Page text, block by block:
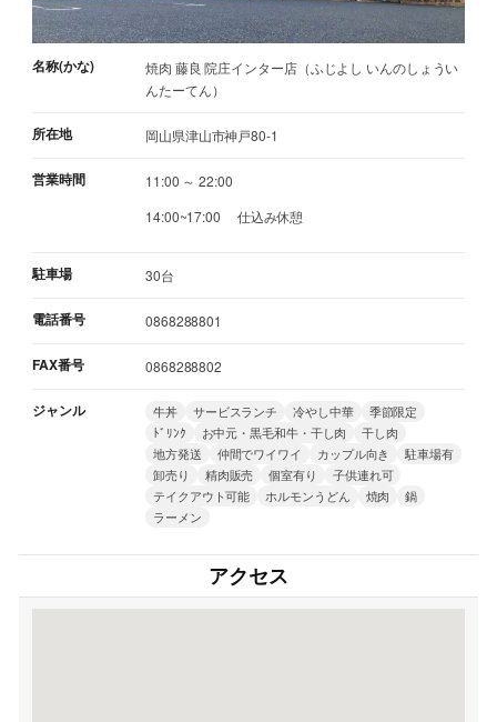
名称(かな)
焼肉 藤良 院庄インター店（ふじよし いんのしょうい
んたーてん）
所在地 岡山県津山市神戸80-1
営業時間
11:00 ～ 22:00
14:00~17:00 仕込み休憩
駐車場 30台
電話番号 0868288801
FAX番号 0868288802
ジャンル 牛丼 サービスランチ 冷やし中華
季節限定
ﾄﾞﾘﾝｸ
お中元・黒毛和牛・干し肉
干し肉
地方発送
仲間でワイワイ カップル向き
駐車場有
卸売り
精肉販売 個室有り
子供連れ可
テイクアウト可能
ホルモンうどん 焼肉
鍋
ラーメン
アクセス